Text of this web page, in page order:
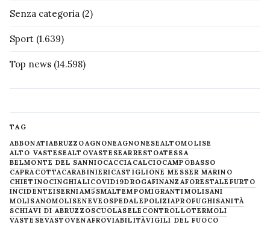
Senza categoria (2)
Sport (1.639)
Top news (14.598)
TAG
ABBONATIABRUZZOAGNONEAGNONESEALTOMOLISE
ALTO VASTESEALTOVASTESEARRESTOATESSA
BELMONTE DEL SANNIOCACCIA CALCIOCAMPOBASSO
CAPRACOTTACARABINIERICASTIGLIONE MESSER MARINO
CHIETINOCINGHIALICOVID19DROGAFINANZAFORESTALE FURTO
INCIDENTEISERNIAM5SMALTEMPOMIGRANTIMOLISANI
MOLISANOMOLISENEVE OSPEDALEPOLIZIAPROFUGHISANITÀ
SCHIAVI DI ABRUZZOSCUOLASELECONTROLLOTERMOLI
VASTESEVASTOVENAFROVIABILITÀVIGILI DEL FUOCO